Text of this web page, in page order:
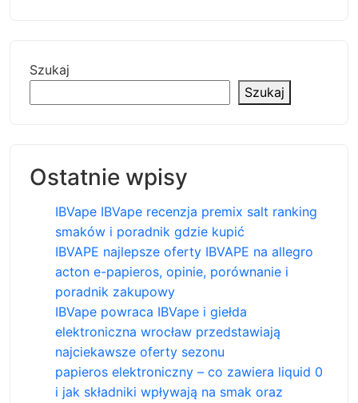
Szukaj
Szukaj
Ostatnie wpisy
IBVape IBVape recenzja premix salt ranking
smaków i poradnik gdzie kupić
IBVAPE najlepsze oferty IBVAPE na allegro
acton e-papieros, opinie, porównanie i
poradnik zakupowy
IBVape powraca IBVape i giełda
elektroniczna wrocław przedstawiają
najciekawsze oferty sezonu
papieros elektroniczny – co zawiera liquid 0
i jak składniki wpływają na smak oraz